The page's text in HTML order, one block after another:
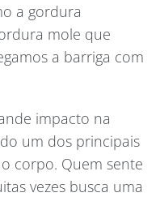
a gordura
mole que
a barriga com
impacto na
um dos principais
corpo. Quem sente
vezes busca uma